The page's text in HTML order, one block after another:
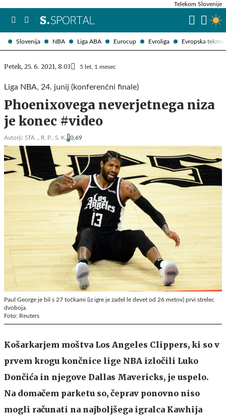
Slovenija NBA Liga ABA Eurocup Evroliga Evropska
Telekom Slovenije
Petek, 25. 6. 2021, 8.03 5 let, 1 mesec
Liga NBA, 24. junij (konferenčni finale)
Phoenixovega neverjetnega niza
je konec #video
Avtorji: STA ,, R. P., S. K. 0,69
Paul George je bil s 27 točkami (iz igre je zadel le devet od 26 metov) prvi strelec
dvoboja.
Foto: Reuters
Košarkarjem moštva Los Angeles Clippers, ki so v
prvem krogu končnice lige NBA izločili Luko
Dončića in njegove Dallas Mavericks, je uspelo.
Na domačem parketu so, čeprav ponovno niso
mogli računati na najboljšega igralca Kawhija